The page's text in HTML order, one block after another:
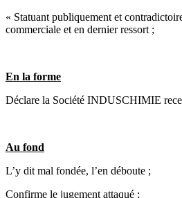
« Statuant publiquement et
commerciale et en dernier ressort ;
En la forme
Déclare la Société INDUSCHIMIE
Au fond
L’y dit mal fondée, l’en déboute ;
Confirme le jugement attaqué ;